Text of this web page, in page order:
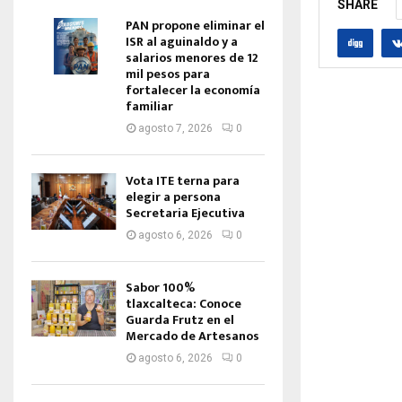
SHARE
PAN propone eliminar el
ISR al aguinaldo y a
salarios menores de 12
mil pesos para
fortalecer la economía
familiar
agosto 7, 2026 0
Vota ITE terna para
elegir a persona
Secretaria Ejecutiva
agosto 6, 2026 0
Sabor 100%
tlaxcalteca: Conoce
Guarda Frutz en el
Mercado de Artesanos
agosto 6, 2026 0